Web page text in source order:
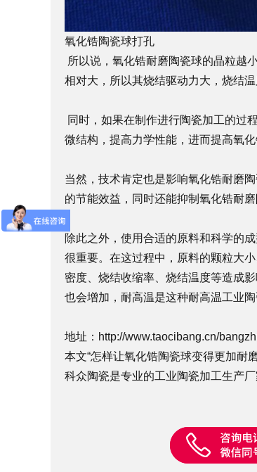
氧化锆陶瓷球打孔
所以说，氧化锆耐磨陶瓷球的晶粒越
相对大，所以其烧结驱动力大，烧结
同时，如果在制作进行陶瓷加工的过
微结构，提高力学性能，进而提高氧化
当然，技术肯定也是影响氧化锆耐磨
的节能效益，同时还能抑制氧化锆耐
除此之外，使用合适的原料和科学的
很重要。在这过程中，原料的颗粒大
密度、烧结收缩率、烧结温度等造成
也会增加，耐高温是这种耐高温工业
地址： http://www.taocibang.cn/
本文“怎样让氧化锆陶瓷球变得更加耐
科众陶瓷是专业的工业陶瓷加工生产